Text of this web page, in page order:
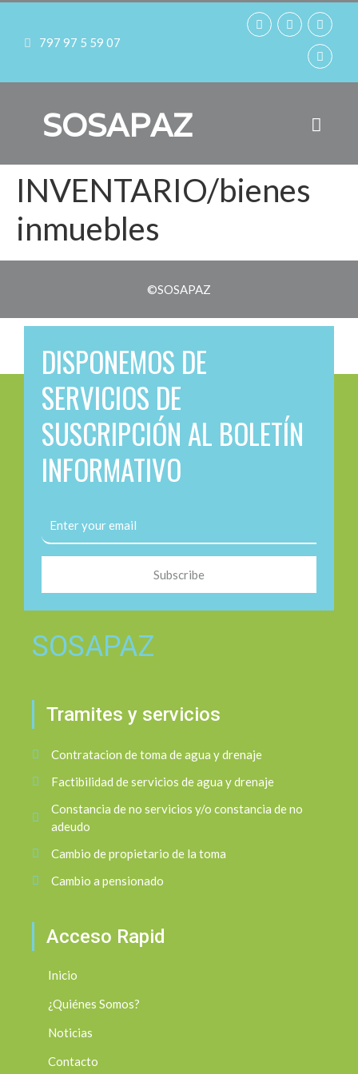
797 97 5 59 07
SOSAPAZ
INVENTARIO/bienes
inmuebles
©SOSAPAZ
DISPONEMOS DE
SERVICIOS DE
SUSCRIPCIÓN AL BOLETÍN
INFORMATIVO
Subscribe
SOSAPAZ
Tramites y servicios
Contratacion de toma de agua y drenaje
Factibilidad de servicios de agua y drenaje
Constancia de no servicios y/o constancia de no
adeudo
Cambio de propietario de la toma
Cambio a pensionado
Acceso Rapid
Inicio
¿Quiénes Somos?
Noticias
Contacto